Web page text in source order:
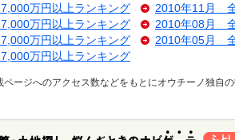
万円以上ランキング
2010年11月
万円以上ランキング
2010年08月
万円以上ランキング
2010年05月
万円以上ランキング
ージへのアクセス数などをもとにオウチーノ独自